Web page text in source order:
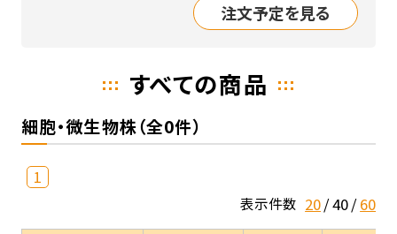
注文予定を見る
すべての商品
細胞・微生物株（全0件）
1
表示件数 20 40 60